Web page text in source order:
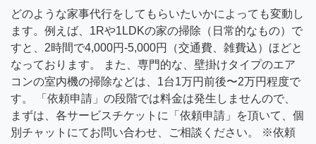
どのような家事代行をしてもらいたいかによっても変動し
ます。例えば、1Rや1LDKの家の掃除（日常的なもの）で
すと、2時間で4,000円-5,000円（交通費、雑費込）ほどと
なっております。 また、専門的な、壁掛けタイプのエア
コンの室内機の掃除などは、1台1万円前後〜2万円程度で
す。 「依頼申請」の段階では料金は発生しませんので、
まずは、各サービスチケットに「依頼申請」を頂いて、個
別チャットにてお問い合わせ、ご相談ください。 ※依頼